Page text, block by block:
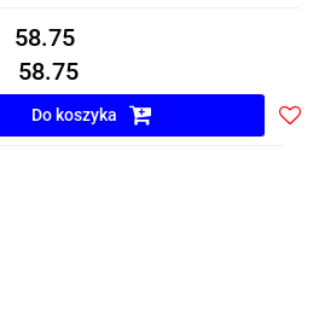
58.75
58.75
Do koszyka